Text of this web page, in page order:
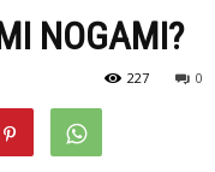
NOGAMI?
0
227